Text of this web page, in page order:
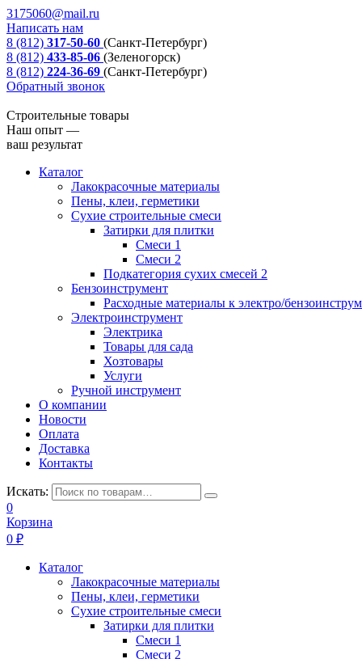
3175060@mail.ru
Написать нам
8 (812) 317-50-60 (Санкт-Петербург)
8 (812) 433-85-06 (Зеленогорск)
8 (812) 224-36-69 (Санкт-Петербург)
Обратный звонок
Строительные товары
Наш опыт —
ваш результат
Каталог
Лакокрасочные материалы
Пены, клеи, герметики
Сухие строительные смеси
Затирки для плитки
Смеси 1
Смеси 2
Подкатегория сухих смесей 2
Бензоинструмент
Расходные материалы к электро/
Электроинструмент
Электрика
Товары для сада
Хозтовары
Услуги
Ручной инструмент
О компании
Новости
Оплата
Доставка
Контакты
Искать:
0
Корзина
0 ₽
Каталог
Лакокрасочные материалы
Пены, клеи, герметики
Сухие строительные смеси
Затирки для плитки
Смеси 1
Смеси 2